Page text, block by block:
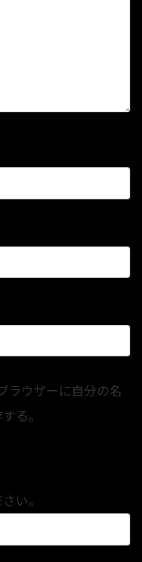
ラウザーに自分の名
る。
い。